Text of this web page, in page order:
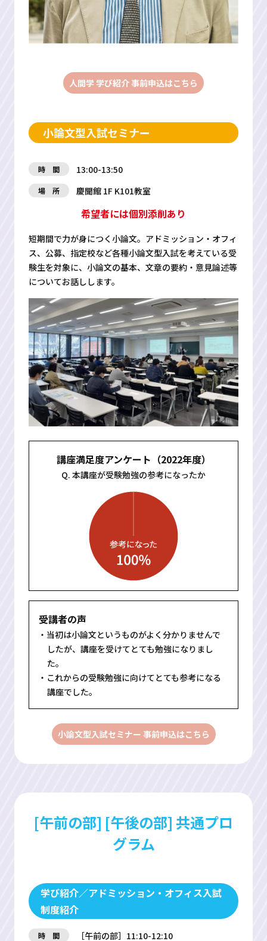
人間学 学び紹介 事前申込はこちら
小論文型入試セミナー
時 間 13:00-13:50
場 所 慶聞館 1F K101教室
希望者には個別添削あり
短期間で力が身につく小論文。アドミッション・オフィ
ス、公募、指定校など各種小論文型入試を考えている受
験生を対象に、小論文の基本、文章の要約・意見論述等
についてお話しします。
講座満足度アンケート（2022年度）
Q. 本講座が受験勉強の参考になったか
受講者の声
・当初は小論文というものがよく分かりませんで
したが、講座を受けてとても勉強になりまし
た。
・これからの受験勉強に向けてとても参考になる
講座でした。
小論文型入試セミナー 事前申込はこちら
[午前の部] [午後の部] 共通プロ
グラム
学び紹介／アドミッション・オフィス入試
制度紹介
時 間
［午前の部］11:10-12:10